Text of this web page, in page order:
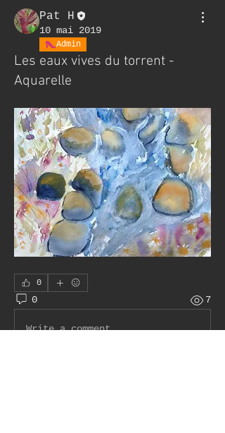
Pat H
10 mai 2019
Admin
Les eaux vives du torrent -
Aquarelle
0
0 7
Write a comment...